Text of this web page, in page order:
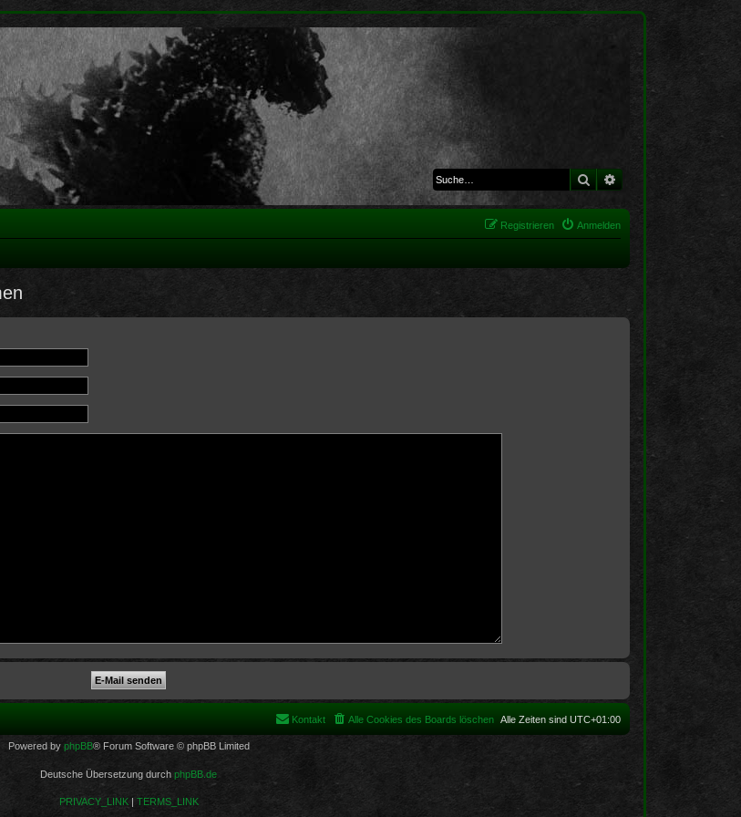
Suche Erweiterte Suche
Anmelden
Registrieren
Alle Zeiten sind UTC+01:00
Alle Cookies des Boards löschen
Kontakt
Powered by phpBB® Forum Software © phpBB Limited
Deutsche Übersetzung durch phpBB.de
PRIVACY_LINK| TERMS_LINK